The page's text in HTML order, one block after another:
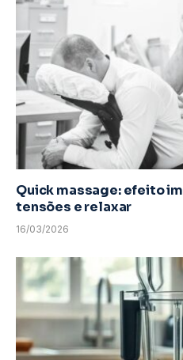
Quick massage: efeito
tensões e relaxar
16/03/2026